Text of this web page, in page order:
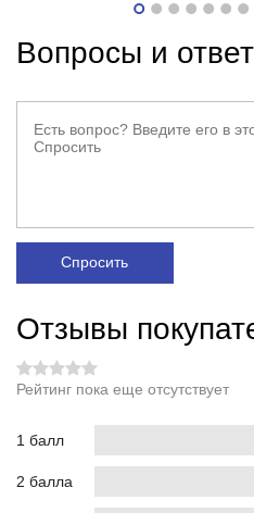
Вопросы и
Спросить
Отзывы
Рейтинг пока еще отсутствует
1 балл
2 балла